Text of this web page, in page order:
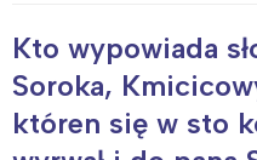
Kto wypowiada
Soroka,
któren się w sto